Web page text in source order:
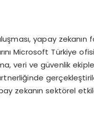
yapay zekanın
Microsoft Türkiye
veri ve güvenlik
zekanın sektörel